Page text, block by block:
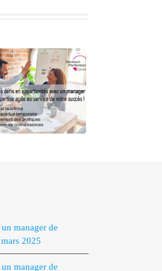
manager de
2025
manager de